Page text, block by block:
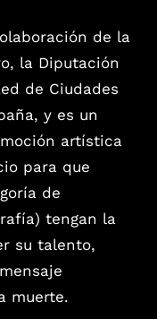
de la
la Diputación
de Ciudades
y es un
artística
para que
de
tengan la
su talento,
muerte.